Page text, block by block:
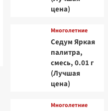
цена)
Многолетние
Седум Яркая
палитра,
смесь, 0.01 г
(Лучшая
цена)
Многолетние